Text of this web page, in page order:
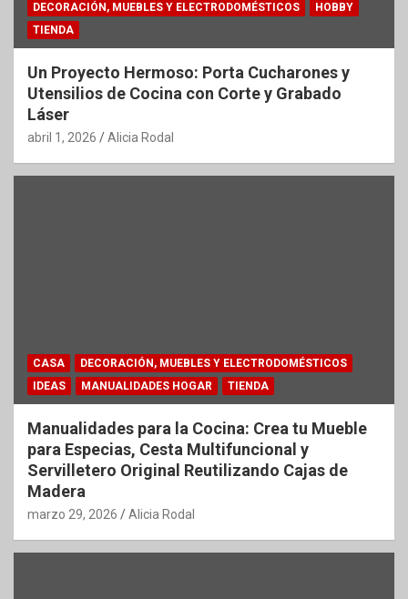
DECORACIÓN, MUEBLES Y ELECTRODOMÉSTICOS
HOBBY
TIENDA
Un Proyecto Hermoso: Porta Cucharones y
Utensilios de Cocina con Corte y Grabado
Láser
abril 1, 2026 Alicia Rodal
CASA
DECORACIÓN, MUEBLES Y ELECTRODOMÉSTICOS
IDEAS
MANUALIDADES HOGAR TIENDA
Manualidades para la Cocina: Crea tu Mueble
para Especias, Cesta Multifuncional y
Servilletero Original Reutilizando Cajas de
Madera
marzo 29, 2026 Alicia Rodal